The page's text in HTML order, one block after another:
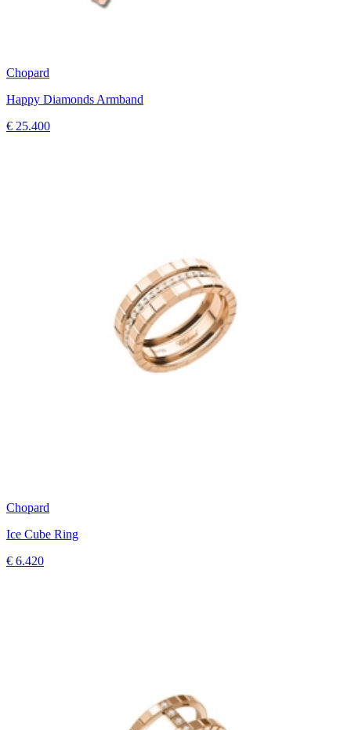
Chopard
Happy Diamonds Armband
€ 25.400
Chopard
Ice Cube Ring
€ 6.420